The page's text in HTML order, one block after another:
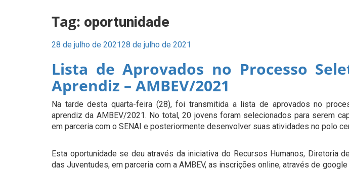
Tag: oportunidade
Posted
28 de julho de 202128 de julho de 2021
Lista de Aprovados no Processo
Aprendiz – AMBEV/2021
Na tarde desta quarta-feira (28), foi transmitida a lista de aprovados no
aprendiz da AMBEV/2021. No total, 20 jovens foram selecionados para serem
em parceria com o SENAI e posteriormente desenvolver suas atividades no polo
Esta oportunidade se deu através da iniciativa do Recursos Humanos, Diretoria
das Juventudes, em parceria com a AMBEV, as inscrições online, através de google